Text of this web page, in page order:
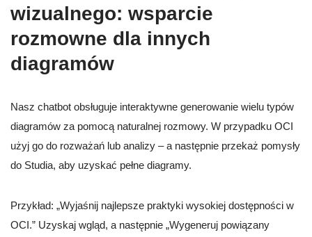
wizualnego: wsparcie
rozmowne dla innych
diagramów
Nasz chatbot obsługuje interaktywne generowanie wielu typów
diagramów za pomocą naturalnej rozmowy. W przypadku OCI
użyj go do rozważań lub analizy – a następnie przekaż pomysły
do Studia, aby uzyskać pełne diagramy.
Przykład: „Wyjaśnij najlepsze praktyki wysokiej dostępności w
OCI.” Uzyskaj wgląd, a następnie „Wygeneruj powiązany